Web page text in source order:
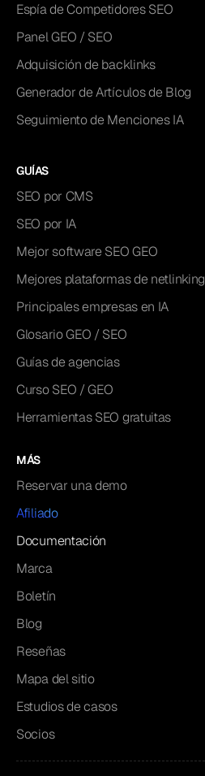
Espía de Competidores SEO
Panel GEO / SEO
Adquisición de backlinks
Generador de Artículos de Blog
Seguimiento de Menciones IA
GUÍAS
SEO por CMS
SEO por IA
Mejor software SEO GEO
Mejores plataformas de netlinking
Principales empresas en IA
Glosario GEO / SEO
Guías de agencias
Curso SEO / GEO
Herramientas SEO gratuitas
MÁS
Reservar una demo
Afiliado
Documentación
Marca
Boletín
Blog
Reseñas
Mapa del sitio
Estudios de casos
Socios